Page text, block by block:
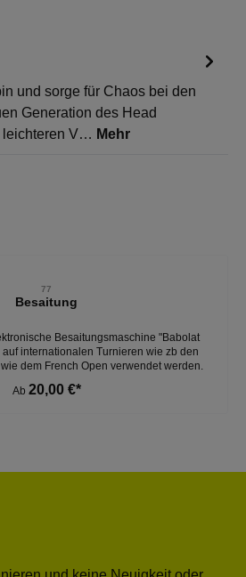
und sorge für Chaos bei den
Generation des Head
leichteren V… Mehr
77
Besaitung
Besaitungsmaschine "Babolat
internationalen Turnieren wie zb den
dem French Open verwendet werden.
Ab 20,00 €*